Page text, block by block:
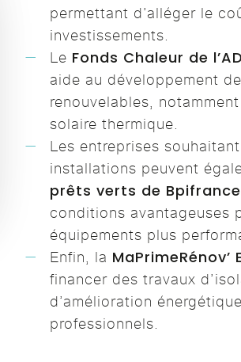
permettant d’alléger le
investissements.
Le Fonds Chaleur de
aide au développement
renouvelables,
solaire thermique.
Les entreprises
installations peuvent
prêts verts de Bpifrance
conditions avantageuses
équipements plus
Enfin, la MaPrimeRénov’
financer des travaux
d’amélioration
professionnels.